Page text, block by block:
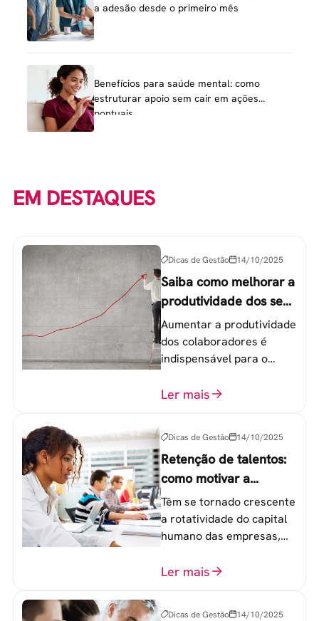
a adesão desde o primeiro mês
Benefícios para saúde mental: como
estruturar apoio sem cair em ações
pontuais
EM DESTAQUES
Dicas de Gestão 14/10/2025
Saiba como melhorar a
produtividade dos seus
colaboradores
Aumentar a produtividade
dos colaboradores é
indispensável para o
equipe de trabalho. 6
Ler mais
Dicas de Gestão 14/10/2025
Retenção de talentos:
como motivar a
geração Y nas
empresas?
Têm se tornado crescente
a rotatividade do capital
humano das empresas,
colaboradores na faixa de
Ler mais
Dicas de Gestão 14/10/2025